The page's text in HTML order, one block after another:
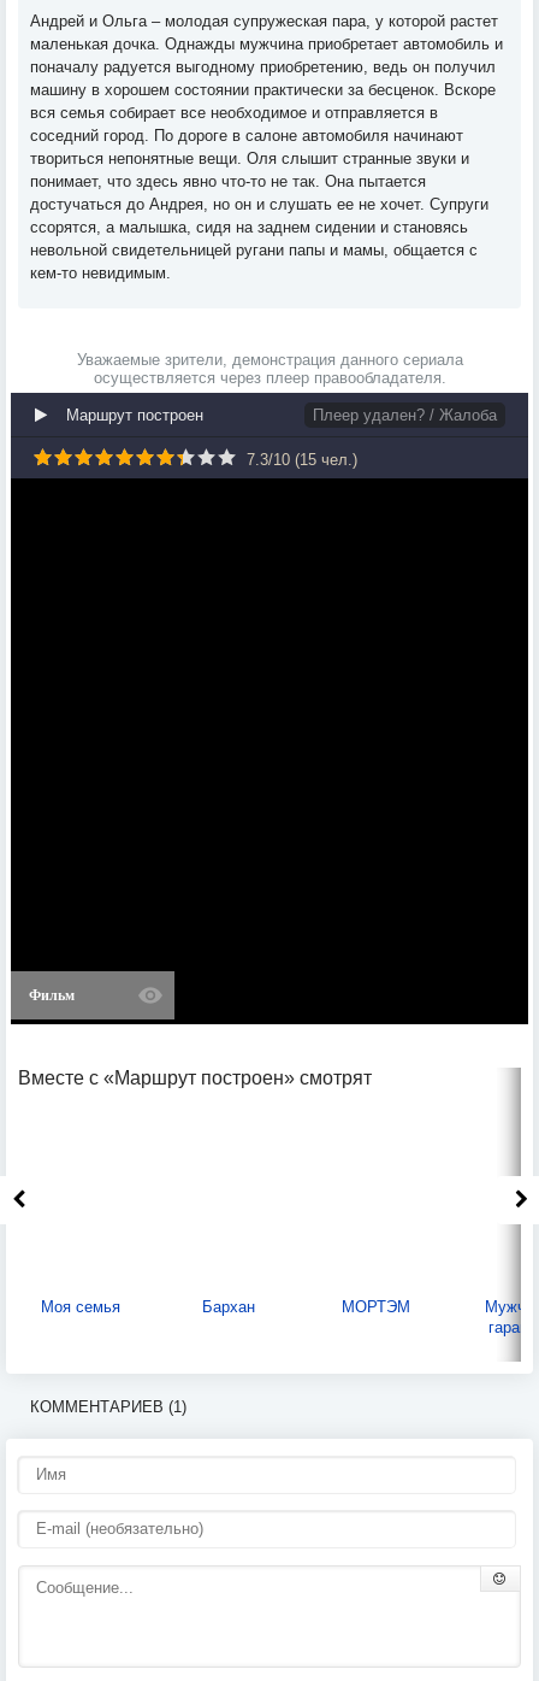
Андрей и Ольга – молодая супружеская пара, у которой растет
маленькая дочка. Однажды мужчина приобретает автомобиль и
поначалу радуется выгодному приобретению, ведь он получил
машину в хорошем состоянии практически за бесценок. Вскоре
вся семья собирает все необходимое и отправляется в
соседний город. По дороге в салоне автомобиля начинают
твориться непонятные вещи. Оля слышит странные звуки и
понимает, что здесь явно что-то не так. Она пытается
достучаться до Андрея, но он и слушать ее не хочет. Супруги
ссорятся, а малышка, сидя на заднем сидении и становясь
невольной свидетельницей ругани папы и мамы, общается с
кем-то невидимым.
Уважаемые зрители, демонстрация данного сериала
осуществляется через плеер правообладателя.
Маршрут построен Плеер удален? / Жалоба
7.3/10 (15 чел.)
Фильм
Вместе с «Маршрут построен» смотрят
Моя семья Бархан МОРТЭМ
КОММЕНТАРИЕВ (1)